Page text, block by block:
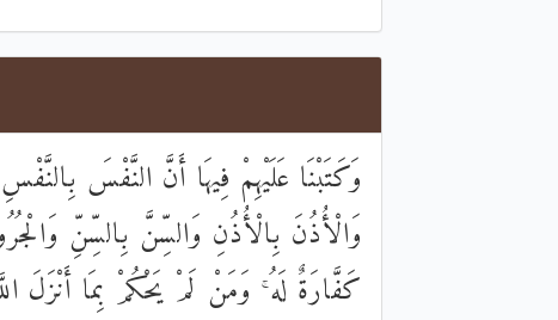
وَكَتَبْنَا عَلَيْهِمْ فِيهَا أَنَّ النَّفْسَ
وَالْأُذُنَ بِالْأُذُنِ وَالسِّنَّ بِالسِّنِّ
كَفَّارَةٌ لَهُ ۚ وَمَنْ لَمْ يَحْكُمْ بِمَا أَنْزَلَ